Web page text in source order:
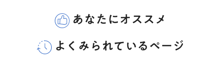
あなたにオススメ
よくみられているページ